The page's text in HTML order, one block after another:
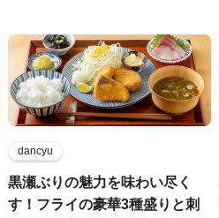
dancyu
黒瀬ぶりの魅力を味わい尽く
す！フライの豪華3種盛りと刺